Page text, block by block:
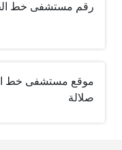
رقم مستشفى خط
موقع مستشفى خط
صلالة